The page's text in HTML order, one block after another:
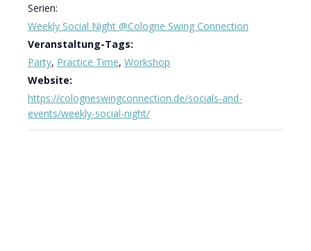
Serien:
Weekly Social Night @Cologne Swing Connection
Veranstaltung-Tags:
Party, Practice Time, Workshop
Website:
https://cologneswingconnection.de/socials-and-
events/weekly-social-night/